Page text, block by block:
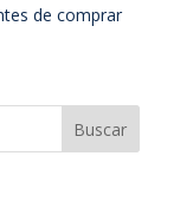
de comprar